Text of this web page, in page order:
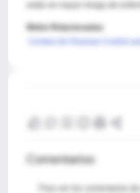
están en mayor riesgo de
Webs Relacionadas
Comentarios
Para ver los comentarios de